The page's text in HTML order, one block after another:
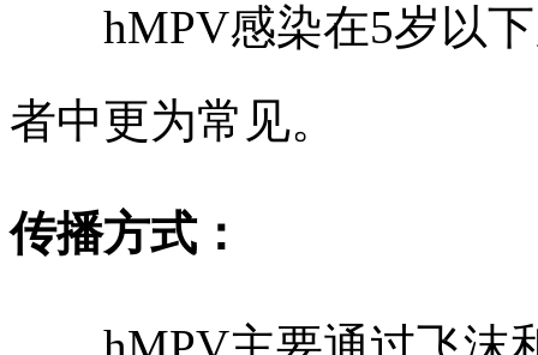
hMPV感染在5岁以下
者中更为常见。
传播方式：